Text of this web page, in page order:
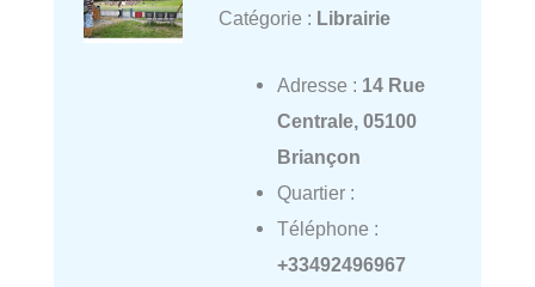
Catégorie : Librairie
Adresse : 14 Rue
Centrale, 05100
Briançon
Quartier :
Téléphone :
+33492496967